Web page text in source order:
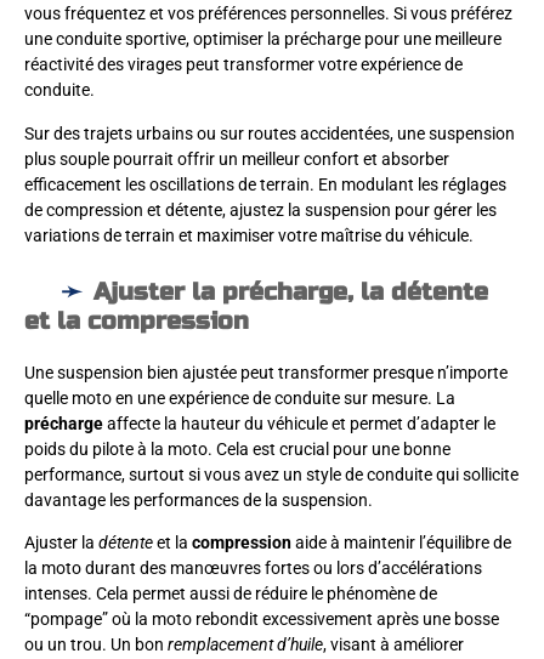
vous fréquentez et vos préférences personnelles. Si vous préférez
une conduite sportive, optimiser la précharge pour une meilleure
réactivité des virages peut transformer votre expérience de
conduite.
Sur des trajets urbains ou sur routes accidentées, une suspension
plus souple pourrait offrir un meilleur confort et absorber
efficacement les oscillations de terrain. En modulant les réglages
de compression et détente, ajustez la suspension pour gérer les
variations de terrain et maximiser votre maîtrise du véhicule.
Ajuster la précharge, la détente
et la compression
Une suspension bien ajustée peut transformer presque n’importe
quelle moto en une expérience de conduite sur mesure. La
préchargeaffecte la hauteur du véhicule et permet d’adapter le
poids du pilote à la moto. Cela est crucial pour une bonne
performance, surtout si vous avez un style de conduite qui sollicite
davantage les performances de la suspension.
Ajuster la détenteet la compressionaide à maintenir l’équilibre de
la moto durant des manœuvres fortes ou lors d’accélérations
intenses. Cela permet aussi de réduire le phénomène de
“pompage” où la moto rebondit excessivement après une bosse
ou un trou. Un bon remplacement d’huile, visant à améliorer